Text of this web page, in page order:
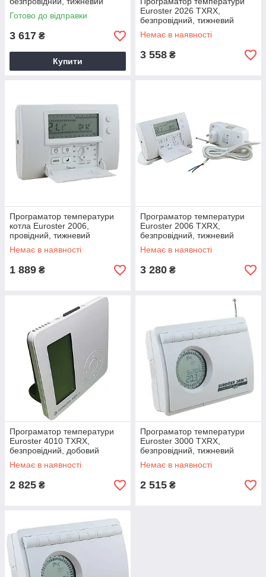
Готово до відправки
3 617 ₴
Купити
Euroster 2026 TXRX,
безпровідний, тижневий
Немає в наявності
3 558 ₴
Програматор температури
котла Euroster 2006,
провідний, тижневий
Немає в наявності
1 889 ₴
Програматор температури
Euroster 2006 TXRX,
безпровідний, тижневий
Немає в наявності
3 280 ₴
Програматор температури
Euroster 4010 TXRX,
безпровідний, добовий
Немає в наявності
2 825 ₴
Програматор температури
Euroster 3000 TXRX,
безпровідний, тижневий
Немає в наявності
2 515 ₴